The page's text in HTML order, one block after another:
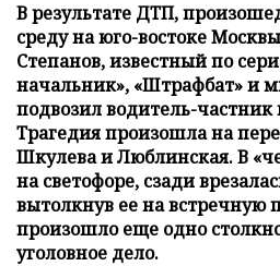
В результате ДТП,
среду на юго-востоке
Степанов, известный по
начальник», «Штрафбат» и
подвозил водитель-
Трагедия произошла на
Шкулева и Люблинская. В
на светофоре, сзади
вытолкнув ее на встречную
произошло еще одно
уголовное дело.